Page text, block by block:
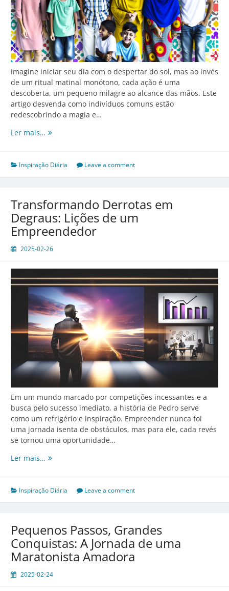
Imagine iniciar seu dia com o despertar do sol, mas ao invés
de um ritual matinal monótono, cada ação é uma
descoberta, um pequeno milagre ao alcance das mãos. Este
artigo desvenda como indivíduos comuns estão
redescobrindo a magia e…
Ler mais… A
Transformar
o
Extraordinário
Inspiração Diária Leave a comment
Transformando Derrotas em
Degraus: Lições de um
Empreendedor
2025-02-26
Em um mundo marcado por competições incessantes e a
busca pelo sucesso imediato, a história de Pedro serve
como um refrigério e inspiração. Empreender nunca foi
uma jornada isenta de obstáculos, mas para ele, cada revés
se tornou uma oportunidade…
Ler mais… Transformando
Degraus:
Lições
Empreendedor
Inspiração Diária Leave a comment
Pequenos Passos, Grandes
Conquistas: A Jornada de uma
Maratonista Amadora
2025-02-24